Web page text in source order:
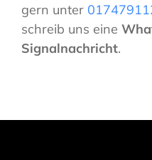
gern unter
schreib uns eine
Signalnachricht.